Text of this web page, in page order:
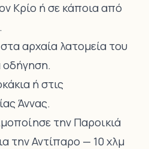
Κρίο ή σε κάποια από
.
αρχαία λατομεία του
οδήγηση.
ή στις
Άννας.
την Παροικιά
τηνΑντίπαρο — 10 χλμ